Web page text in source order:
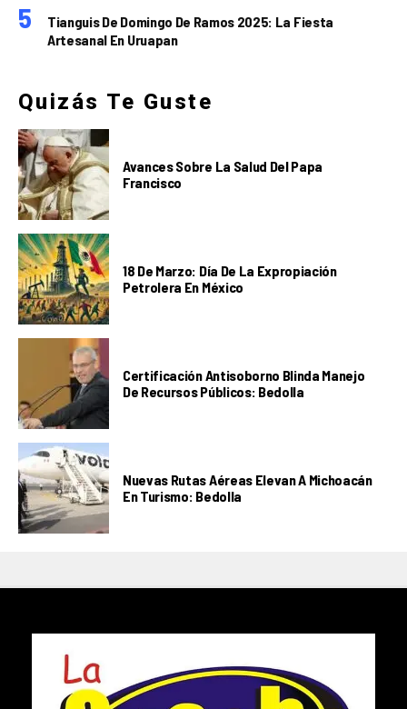
Tianguis De Domingo De Ramos 2025: La Fiesta
Artesanal En Uruapan
Quizás Te Guste
Avances Sobre La Salud Del Papa
Francisco
18 De Marzo: Día De La Expropiación
Petrolera En México
Certificación Antisoborno Blinda Manejo
De Recursos Públicos: Bedolla
Nuevas Rutas Aéreas Elevan A Michoacán
En Turismo: Bedolla